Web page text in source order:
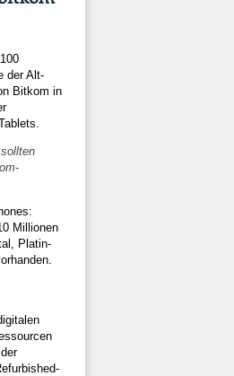
der Alt-
Bitkom in
Millionen
Platin-